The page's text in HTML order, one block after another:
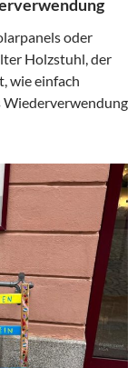
oder
Holzstuhl, der
wie einfach
Wiederverwendung